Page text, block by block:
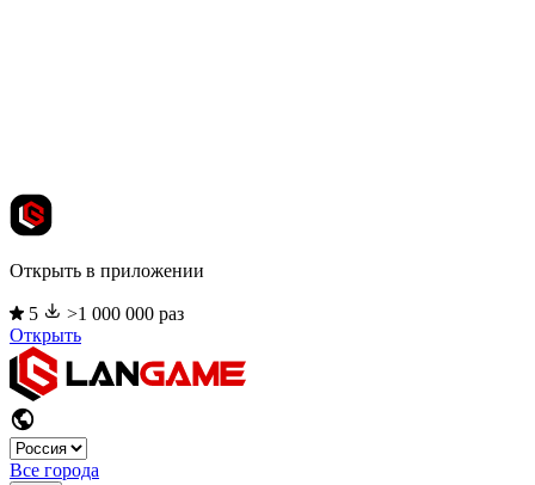
Открыть в приложении
5
>1 000 000 раз
Открыть
Все города